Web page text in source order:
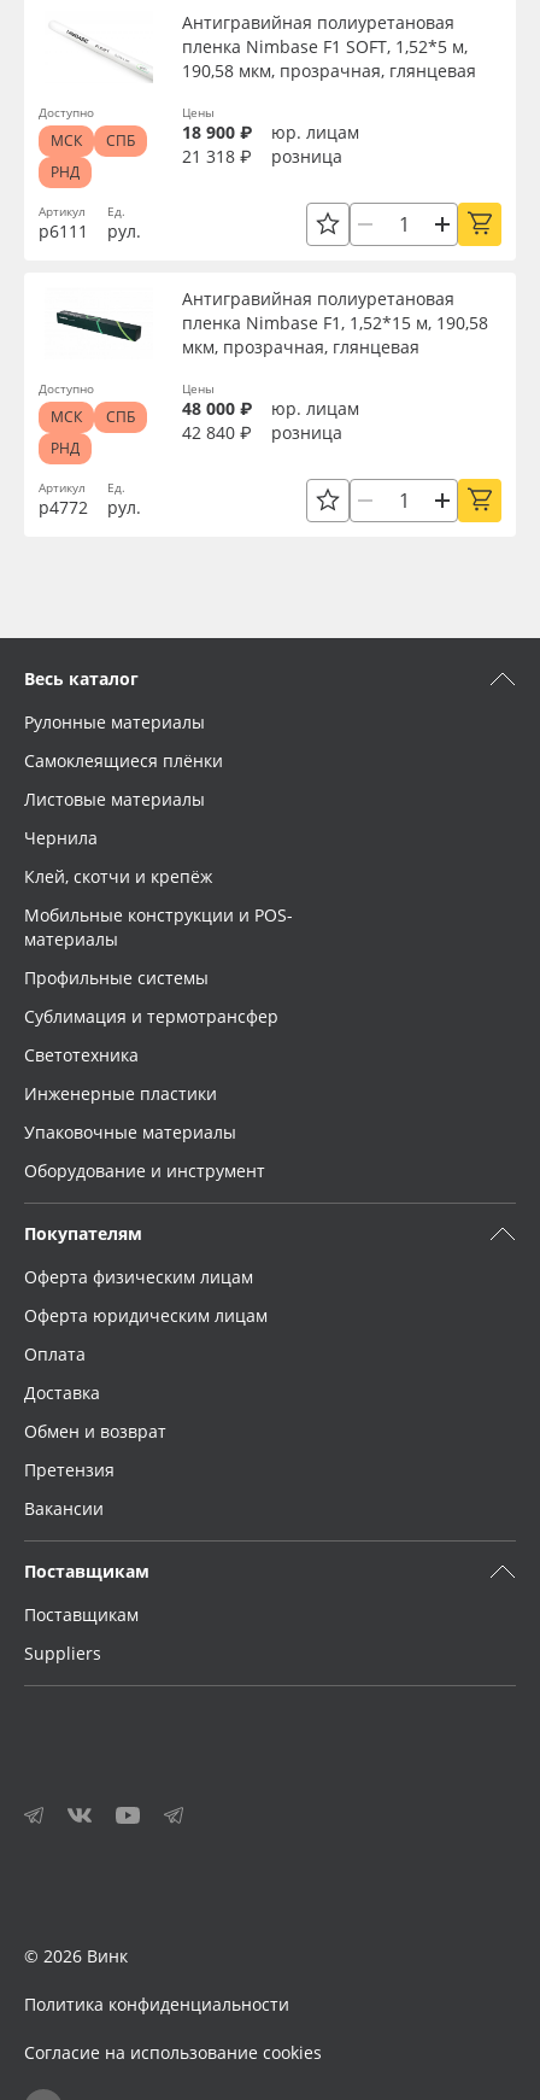
Orajet 3640
ПЭТ листовой
ПЭТ бэклит
Заготовки для сувениров
Торговая марка
Серия
Назначение
Применить
Сбросить фильтр
Артикул
р6111
Антигравийная полиуретановая
пленка Nimbase F1 SOFT, 1,52*5 м,
190,58 мкм, прозрачная, глянцевая
Ед.
рул.
Цены
18 900 ₽
юр. лицам
21 318 ₽
розница
Доступно
МСК
СПБ
РНД
Артикул
р4772
Антигравийная полиуретановая
пленка Nimbase F1, 1,52*15 м, 190,58
мкм, прозрачная, глянцевая
Ед.
рул.
Цены
48 000 ₽
юр. лицам
42 840 ₽
розница
Доступно
МСК
СПБ
РНД
Весь каталог
Рулонные материалы
Самоклеящиеся плёнки
Листовые материалы
Чернила
Клей, скотчи и крепёж
Мобильные конструкции и POS-
материалы
Профильные системы
Сублимация и термотрансфер
Светотехника
Инженерные пластики
Упаковочные материалы
Оборудование и инструмент
Покупателям
Оферта физическим лицам
Оферта юридическим лицам
Оплата
Доставка
Обмен и возврат
Претензия
Вакансии
Поставщикам
Поставщикам
Suppliers
© 2026 Винк
Политика конфиденциальности
Согласие на использование cookies